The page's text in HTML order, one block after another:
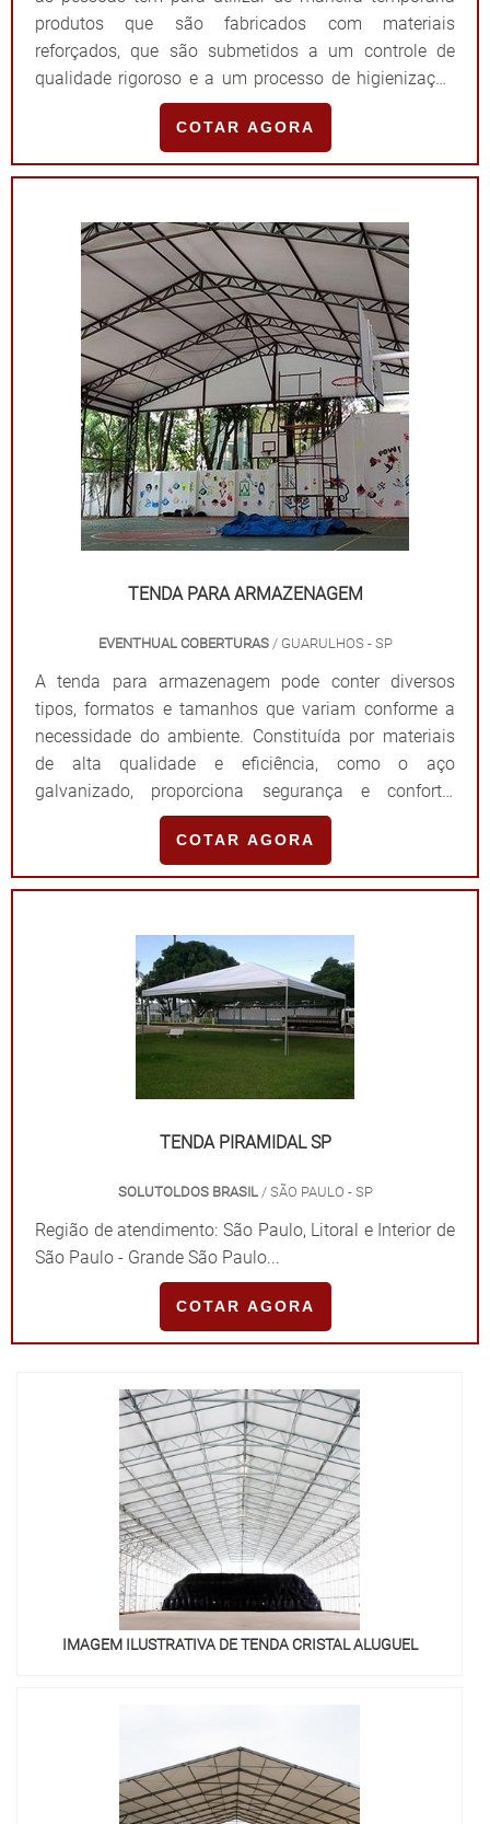
produtos que são fabricados com materiais
reforçados, que são submetidos a um controle de
qualidade rigoroso e a um processo de higienização
para obterem uma estrutura anti-chamas e anti-
fungos e ainda que podem ter uma variedade de
tamanhos.O PRODUTO PODE SER UTILIZADO EM
COTAR AGORA
TENDA PARA ARMAZENAGEM
EVENTHUAL COBERTURAS / GUARULHOS - SP
A tenda para armazenagem pode conter diversos
tipos, formatos e tamanhos que variam conforme a
necessidade do ambiente. Constituída por materiais
de alta qualidade e eficiência, como o aço
galvanizado, proporciona segurança e conforto,
especialmente por realizar a proteção de acessórios e
equipamentos.O MODELO É UTILIZADO EM DIVERSOS
LOCAISEsse modelo é usado frequentemente em
COTAR AGORA
TENDA PIRAMIDAL SP
SOLUTOLDOS BRASIL / SÃO PAULO - SP
Região de atendimento: São Paulo, Litoral e Interior de
São Paulo - Grande São Paulo...
COTAR AGORA
IMAGEM ILUSTRATIVA DE TENDA CRISTAL ALUGUEL